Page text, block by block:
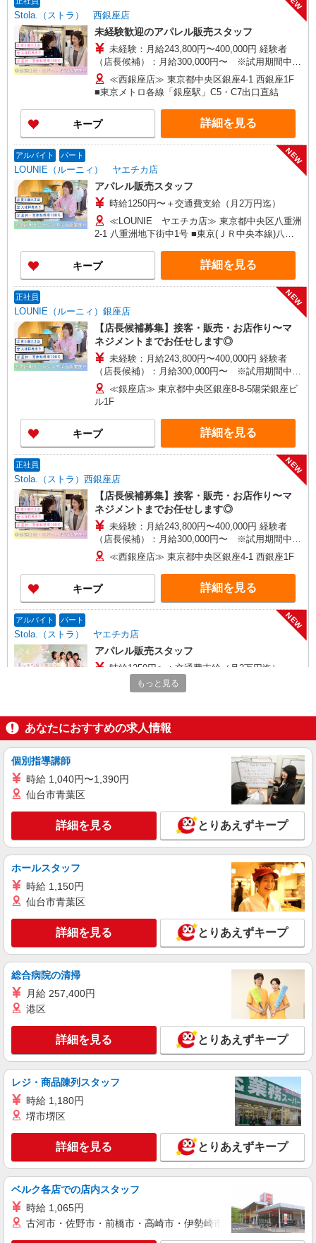
Stola.（ストラ） 西銀座店
未経験歓迎のアパレル販売スタッフ
未経験：月給243,800円〜400,000円 経験者
（店長候補）：月給300,000円〜 ※試用期間中は
270,000円〜 ★固定残業手当：30,800円（月給に
含む） ※経験・能力考慮 ※固定残業時間は1ヶ月
あたり20時間、超過時は追加で残業手当支給 ※月
3万円まで交通費支給 ※試用期間（2〜3ヶ月）も
同条件 【手当】固定残業手当／資格手当／店舗職
制手当／住宅手当（実家外かつ賃貸の場合のみ別
途支給）※試用期間明けから支給／特別手当 ※手
当の種類はエリアにより異なります。詳細は面接
時にお尋ねください。 ＼入社３大特典キャンペー
ン実施中！／※詳細は備考欄にて
≪西銀座店≫ 東京都中央区銀座4-1 西銀座1F
■東京メトロ各線「銀座駅」C5・C7出口直結
キープ 詳細を見る
アルバイト パート
LOUNIE（ルーニィ） ヤエチカ店
NEW
アパレル販売スタッフ
時給1250円〜＋交通費支給（月2万円迄）
≪LOUNIE ヤエチカ店≫ 東京都中央区八重洲
2-1 八重洲地下街中1号 ■東京(ＪＲ中央本線)八重
央口(約2分) ■東京(ＪＲ東北新幹線)八重洲中央口
(約2分)
キープ 詳細を見る
正社員
LOUNIE（ルーニィ）銀座店
NEW
【店長候補募集】接客・販売・お店作り〜マ
ネジメントまでお任せします◎
未経験：月給243,800円〜400,000円 経験者
（店長候補）：月給300,000円〜 ※試用期間中は
270,000円〜 ★固定残業手当：30,800円（月給に
含む） ※経験・能力考慮 ※固定残業時間は1ヶ月
3万円まで交通費支給 ※試用期間（2〜3ヶ月）も
同条件 【手当】固定残業手当／資格手当／店舗職
制手当／住宅手当（実家外かつ賃貸の場合のみ別
途支給）※試用期間明けから支給／特別手当 ※手
当の種類はエリアにより異なります。詳細は面接
時にお尋ねください。
≪銀座店≫ 東京都中央区銀座8-8-5陽栄銀座ビ
ル1F
キープ 詳細を見る
正社員
Stola.（ストラ）西銀座店
NEW
【店長候補募集】接客・販売・お店作り〜マ
ネジメントまでお任せします◎
未経験：月給243,800円〜400,000円 経験者
（店長候補）：月給300,000円〜 ※試用期間中は
270,000円〜 ★固定残業手当：30,800円（月給に
含む） ※経験・能力考慮 ※固定残業時間は1ヶ月
あたり20時間、超過時は追加で残業手当支給 ※月
3万円まで交通費支給 ※試用期間（2〜3ヶ月）も
同条件 【手当】固定残業手当／資格手当／店舗職
制手当／住宅手当（実家外かつ賃貸の場合のみ別
途支給）※試用期間明けから支給／特別手当 ※手
当の種類はエリアにより異なります。詳細は面接
時にお尋ねください。
≪西銀座店≫ 東京都中央区銀座4-1 西銀座1F
キープ 詳細を見る
アルバイト パート
Stola.（ストラ） ヤエチカ店
NEW
アパレル販売スタッフ
時給1250円〜＋交通費支給（月2万円迄）
≪Stola.ヤエチカ店≫ 東京都中央区八重洲2-
キープ
正社員
Stola.（ストラ） 八重洲地下街店
NEW
未経験歓迎のアパレル販売スタッフ
未経験：月給243,800円〜400,000円 経験者
（店長候補）：月給300,000円〜 ※試用期間中は
270,000円〜 ★固定残業手当：30,800円（月給に
含む） ※経験・能力考慮 ※固定残業時間は1ヶ月
あたり20時間、超過時は追加で残業手当支給 ※月
3万円まで交通費支給 ※試用期間（2〜3ヶ月）も
制手当／住宅手当（実家外かつ賃貸の場合のみ別
途支給）※試用期間明けから支給／特別手当 ※手
当の種類はエリアにより異なります。詳細は面接
時にお尋ねください。 ＼入社３大特典キャンペー
ン実施中！／※詳細は備考欄にて
≪八重洲地下街店≫ 東京都中央区八重洲2-1八
重洲地下街 中1号 ■各線「東京駅」より徒歩3分
キープ 詳細を見る
Stola.（ストラ）ヤエチカ店
NEW
【店長候補募集】接客・販売・お店作り〜マ
ネジメントまでお任せします◎
未経験：月給243,800円〜400,000円 経験者
（店長候補）：月給300,000円〜 ※試用期間中は
270,000円〜 ★固定残業手当：30,800円（月給に
あたり20時間、超過時は追加で残業手当支給 ※月
3万円まで交通費支給 ※試用期間（2〜3ヶ月）も
同条件 【手当】固定残業手当／資格手当／店舗職
制手当／住宅手当（実家外かつ賃貸の場合のみ別
途支給）※試用期間明けから支給／特別手当 ※手
当の種類はエリアにより異なります。詳細は面接
≪ヤエチカ店≫ 東京都中央区八重洲2-1 八重洲
キープ 詳細を見る
正社員
LOUNIE（ルーニィ）ヤエチカ店
NEW
【店長候補募集】接客・販売・お店作り〜マ
未経験：月給243,800円〜400,000円 経験者
（店長候補）：月給300,000円〜 ※試用期間中は
270,000円〜 ★固定残業手当：30,800円（月給に
含む） ※経験・能力考慮 ※固定残業時間は1ヶ月
あたり20時間、超過時は追加で残業手当支給 ※月
3万円まで交通費支給 ※試用期間（2〜3ヶ月）も
同条件 【手当】固定残業手当／資格手当／店舗職
制手当／住宅手当（実家外かつ賃貸の場合のみ別
≪ヤエチカ店≫ 東京都中央区八重洲2-1八重洲
地下街中1号
キープ 詳細を見る
もっと見る
あなたにおすすめの求人情報
個別指導講師
時給 1,040円〜1,390円
仙台市青葉区
詳細を見る とりあえずキープ
ホールスタッフ
時給 1,150円
仙台市青葉区
詳細を見る とりあえずキープ
総合病院の清掃
月給 257,400円
港区
詳細を見る とりあえずキープ
レジ・商品陳列スタッフ
時給 1,180円
堺市堺区
詳細を見る とりあえずキープ
ベルク各店での店内スタッフ
時給 1,065円
古河市・佐野市・前橋市・高崎市・伊勢崎市・太田市・館林市